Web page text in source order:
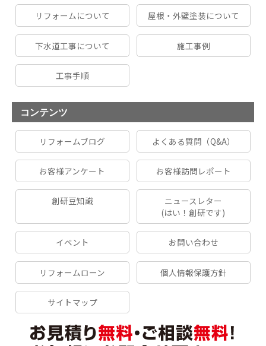
リフォームについて 屋根・外壁塗装について
下水道工事について 施工事例
工事手順
コンテンツ
リフォームブログ よくある質問（Q&A）
お客様アンケート お客様訪問レポート
創研豆知識
ニュースレター
(はい！創研です)
イベント お問い合わせ
リフォームローン 個人情報保護方針
サイトマップ